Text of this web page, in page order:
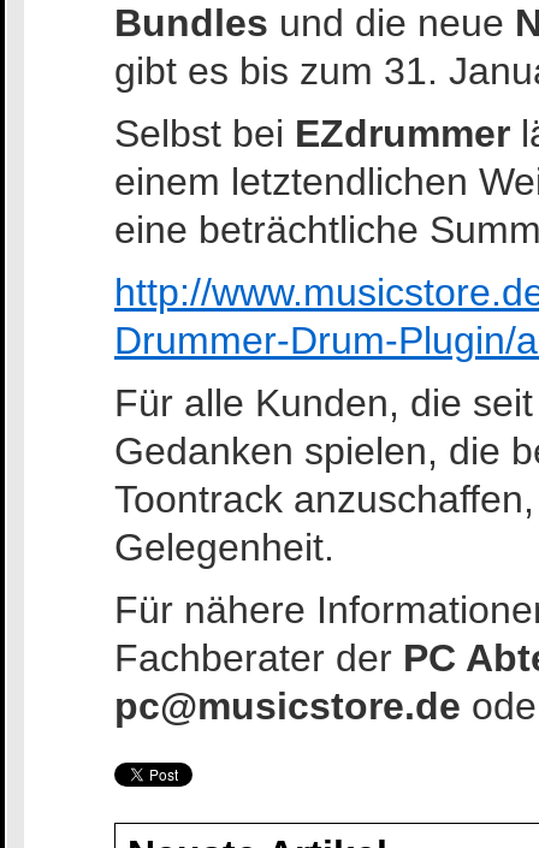
Bundles und die neue
gibt es bis zum 31.
Selbst bei EZdrummer
einem letztendlichen
eine beträchtliche
http://
Drummer-Drum-Plugin/
Für alle Kunden, die
Gedanken spielen, die
Toontrack
Gelegenheit.
Für nähere
Fachberater der PC
pc@musicstore.de